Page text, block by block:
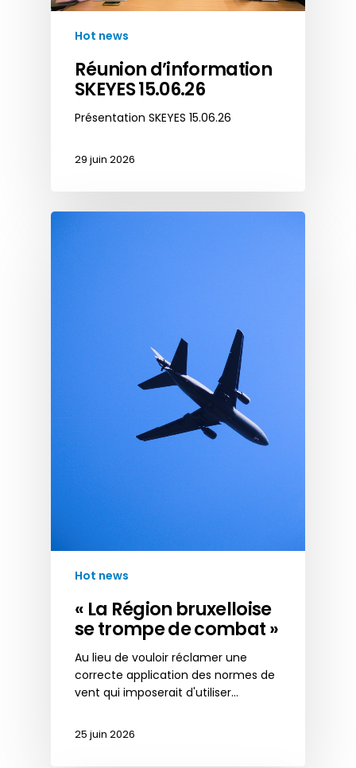
Hot news
Réunion d’information
SKEYES 15.06.26
Présentation SKEYES 15.06.26
29 juin 2026
Hot news
« La Région bruxelloise
se trompe de combat »
Au lieu de vouloir réclamer une
correcte application des normes de
vent qui imposerait d'utiliser…
25 juin 2026